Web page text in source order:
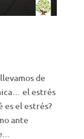
de
el estrés
es el estrés?
ante